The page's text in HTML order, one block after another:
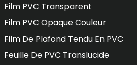
Film PVC Transparent
Film PVC Opaque Couleur
Film De Plafond Tendu En PVC
Feuille De PVC Translucide